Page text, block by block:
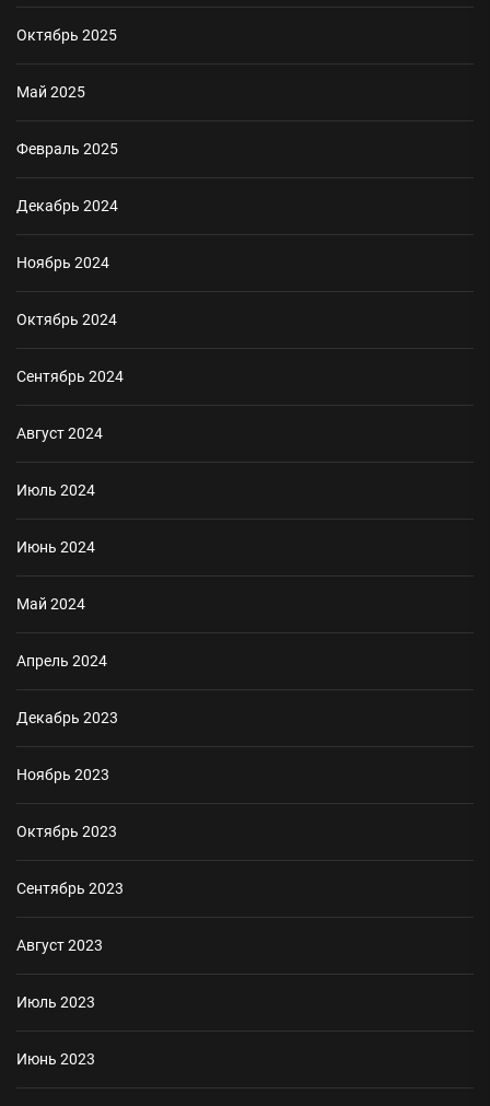
Октябрь 2025
Май 2025
Февраль 2025
Декабрь 2024
Ноябрь 2024
Октябрь 2024
Сентябрь 2024
Август 2024
Июль 2024
Июнь 2024
Май 2024
Апрель 2024
Декабрь 2023
Ноябрь 2023
Октябрь 2023
Сентябрь 2023
Август 2023
Июль 2023
Июнь 2023